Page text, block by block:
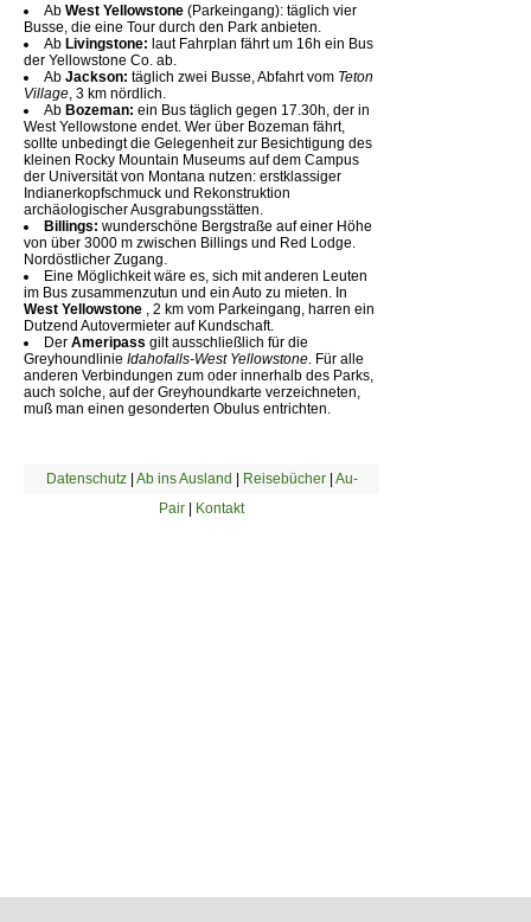
Ab West Yellowstone (Parkeingang): täglich vier
Busse, die eine Tour durch den Park anbieten.
Ab Livingstone: laut Fahrplan fährt um 16h ein Bus
der Yellowstone Co. ab.
Ab Jackson: täglich zwei Busse, Abfahrt vom Teton
Village , 3 km nördlich.
Ab Bozeman: ein Bus täglich gegen 17.30h, der in
West Yellowstone endet. Wer über Bozeman fährt,
sollte unbedingt die Gelegenheit zur Besichtigung des
kleinen Rocky Mountain Museums auf dem Campus
der Universität von Montana nutzen: erstklassiger
Indianerkopfschmuck und Rekonstruktion
archäologischer Ausgrabungsstätten.
Billings: wunderschöne Bergstraße auf einer Höhe
von über 3000 m zwischen Billings und Red Lodge.
Nordöstlicher Zugang.
Eine Möglichkeit wäre es, sich mit anderen Leuten
im Bus zusammenzutun und ein Auto zu mieten. In
West Yellowstone , 2 km vom Parkeingang, harren ein
Dutzend Autovermieter auf Kundschaft.
Der Ameripass gilt ausschließlich für die
Greyhoundlinie Idahofalls-West Yellowstone . Für alle
anderen Verbindungen zum oder innerhalb des Parks,
auch solche, auf der Greyhoundkarte verzeichneten,
muß man einen gesonderten Obulus entrichten.
Datenschutz| Ab ins Ausland | Reisebücher| Au-
Pair | Kontakt